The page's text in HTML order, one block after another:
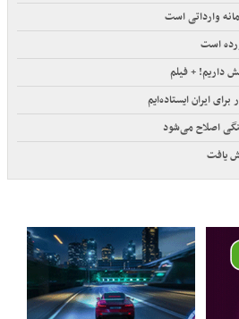
وارداتی است
است
داریم! + فیلم
ایران ایستاده‌ایم
اصلاح می‌شود
یافت